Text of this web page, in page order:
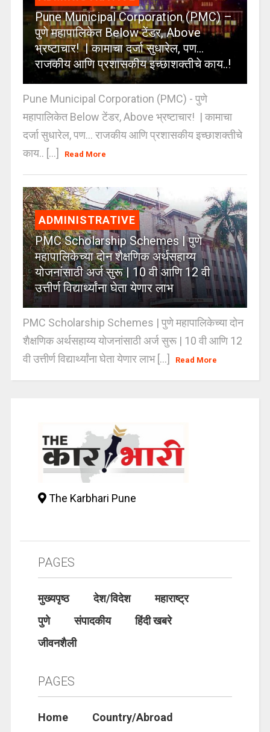
Pune Municipal Corporation (PMC) –
पुणे महापालिकेत Below टेंडर, Above
भ्रष्टाचार! | कामाचा दर्जा सुधारेल, पण…
राजकीय आणि प्रशासकीय इच्छाशक्तीचे काय..!
Pune Municipal Corporation (PMC) - पुणे
महापालिकेत Below टेंडर, Above भ्रष्टाचार! | कामाचा
दर्जा सुधारेल, पण… राजकीय आणि प्रशासकीय इच्छाशक्तीचे
काय.. [...]
Read More
ADMINISTRATIVE
PMC Scholarship Schemes | पुणे
महापालिकेच्या दोन शैक्षणिक अर्थसहाय्य
योजनांसाठी अर्ज सुरू | 10 वी आणि 12 वी
उत्तीर्ण विद्यार्थ्यांना घेता येणार लाभ
PMC Scholarship Schemes | पुणे महापालिकेच्या दोन
शैक्षणिक अर्थसहाय्य योजनांसाठी अर्ज सुरू | 10 वी आणि 12
वी उत्तीर्ण विद्यार्थ्यांना घेता येणार लाभ [...]
Read More
The Karbhari Pune
PAGES
मुख्यपृष्ठ देश/विदेश
महाराष्ट्र
पुणे
संपादकीय
हिंदी खबरे
जीवनशैली
PAGES
Home Country/Abroad